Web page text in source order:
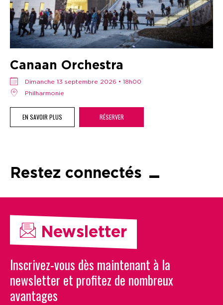
Canaan Orchestra
dimanche 13 septembre 2026 • 18h00
Philharmonie
EN SAVOIR PLUS RÉSERVER
Restez connectés
Newsletter
Inscrivez-vous dès maintenant à la
newsletter et profitez de nombreux
avantages